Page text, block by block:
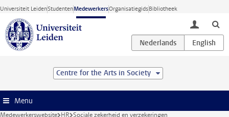
Ga direct naar de inhoud
Universiteit LeidenStudentenMedewerkersOrganisatiegidsBibliotheek
toggle
Centre for the Arts in Society
Menu
Medewerkerswebsite HR Sociale zekerheid en verzekeringen